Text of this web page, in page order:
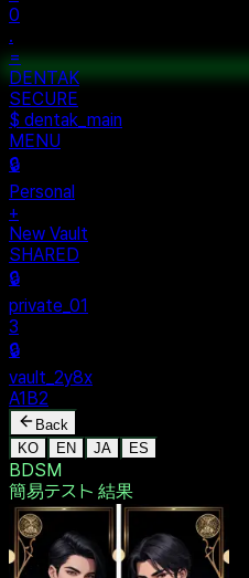
1
2
3
+
0
.
=
$ auth...
$ vault --ok
DENTAK
ACCESS OK
DENTAK
SECURE
$ dentak_main
MENU
🔒
Personal
+
New Vault
SHARED
🔒
private_01
3
🔒
vault_2y8x
A1B2